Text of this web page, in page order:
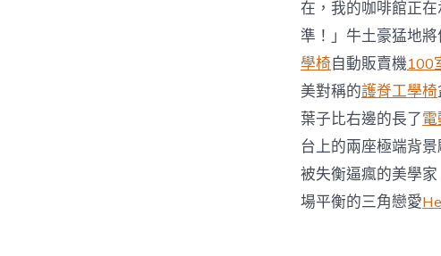
在，我的咖啡館正
準！」牛土豪猛地
學椅自動販賣機100
美對稱的護脊工學椅
葉子比右邊的長了
台上的兩座極端背
被失衡逼瘋的美學
場平衡的三角戀愛